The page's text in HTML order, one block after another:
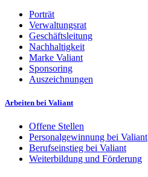
Porträt
Verwaltungsrat
Geschäftsleitung
Nachhaltigkeit
Marke Valiant
Sponsoring
Auszeichnungen
Arbeiten bei Valiant
Offene Stellen
Personalgewinnung bei Valiant
Berufseinstieg bei Valiant
Weiterbildung und Förderung